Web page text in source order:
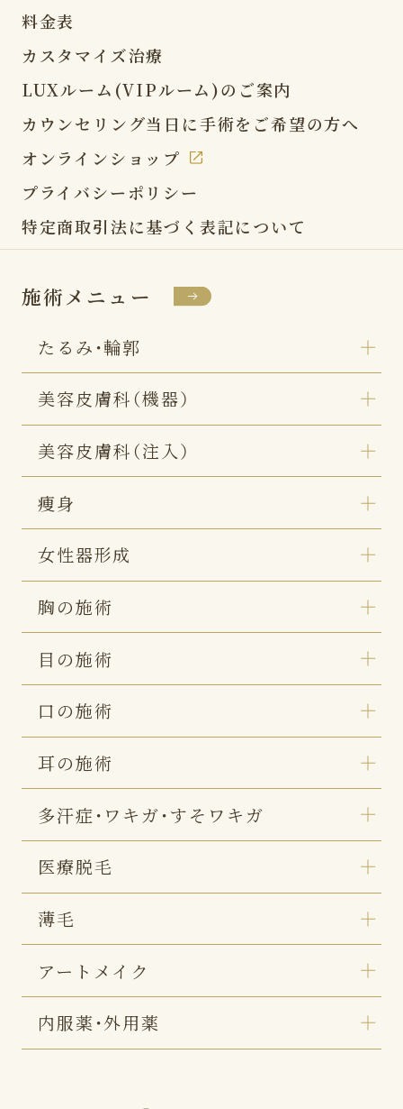
料金表
カスタマイズ治療
LUXルーム(VIPルーム)の ご案内
カウンセリング当日に手術をご希望の方へ
オンラインショップ
プライバシーポリシー
特定商取引法に基づく表記について
施術メニュー
たるみ・輪郭
美容皮膚科（機器）
美容皮膚科（注入）
痩身
女性器形成
胸の施術
目の施術
口の施術
耳の施術
多汗症・ワキガ・すそワキガ
医療脱毛
薄毛
アートメイク
内服薬・外用薬